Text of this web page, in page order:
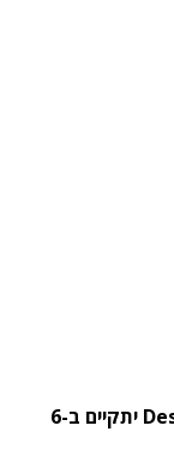
וובינר סינופסיס ל-Design Optimization יתקיים ב-6